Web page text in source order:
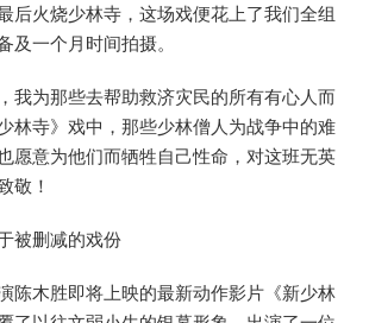
后火烧少林寺，这场戏便花上了我们全组
及一个月时间拍摄。
为那些去帮助救济灾民的所有有心人而
林寺》戏中，那些少林僧人为战争中的难
愿意为他们而牺牲自己性命，对这班无英
敬！
删减的戏份
木胜即将上映的最新动作影片《新少林